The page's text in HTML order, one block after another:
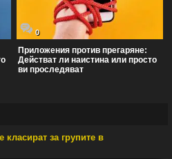
0
Приложения против прегаряне:
Действат ли наистина или просто
ви проследяват
за групите в